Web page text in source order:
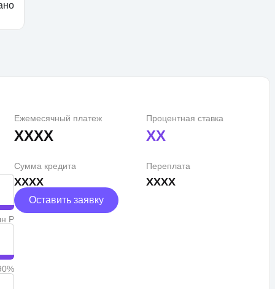
Р
Ежемесячный платеж
XXXX
Процентная ставка
XX
Сумма кредита
XXXX
Переплата
XXXX
Оставить заявку